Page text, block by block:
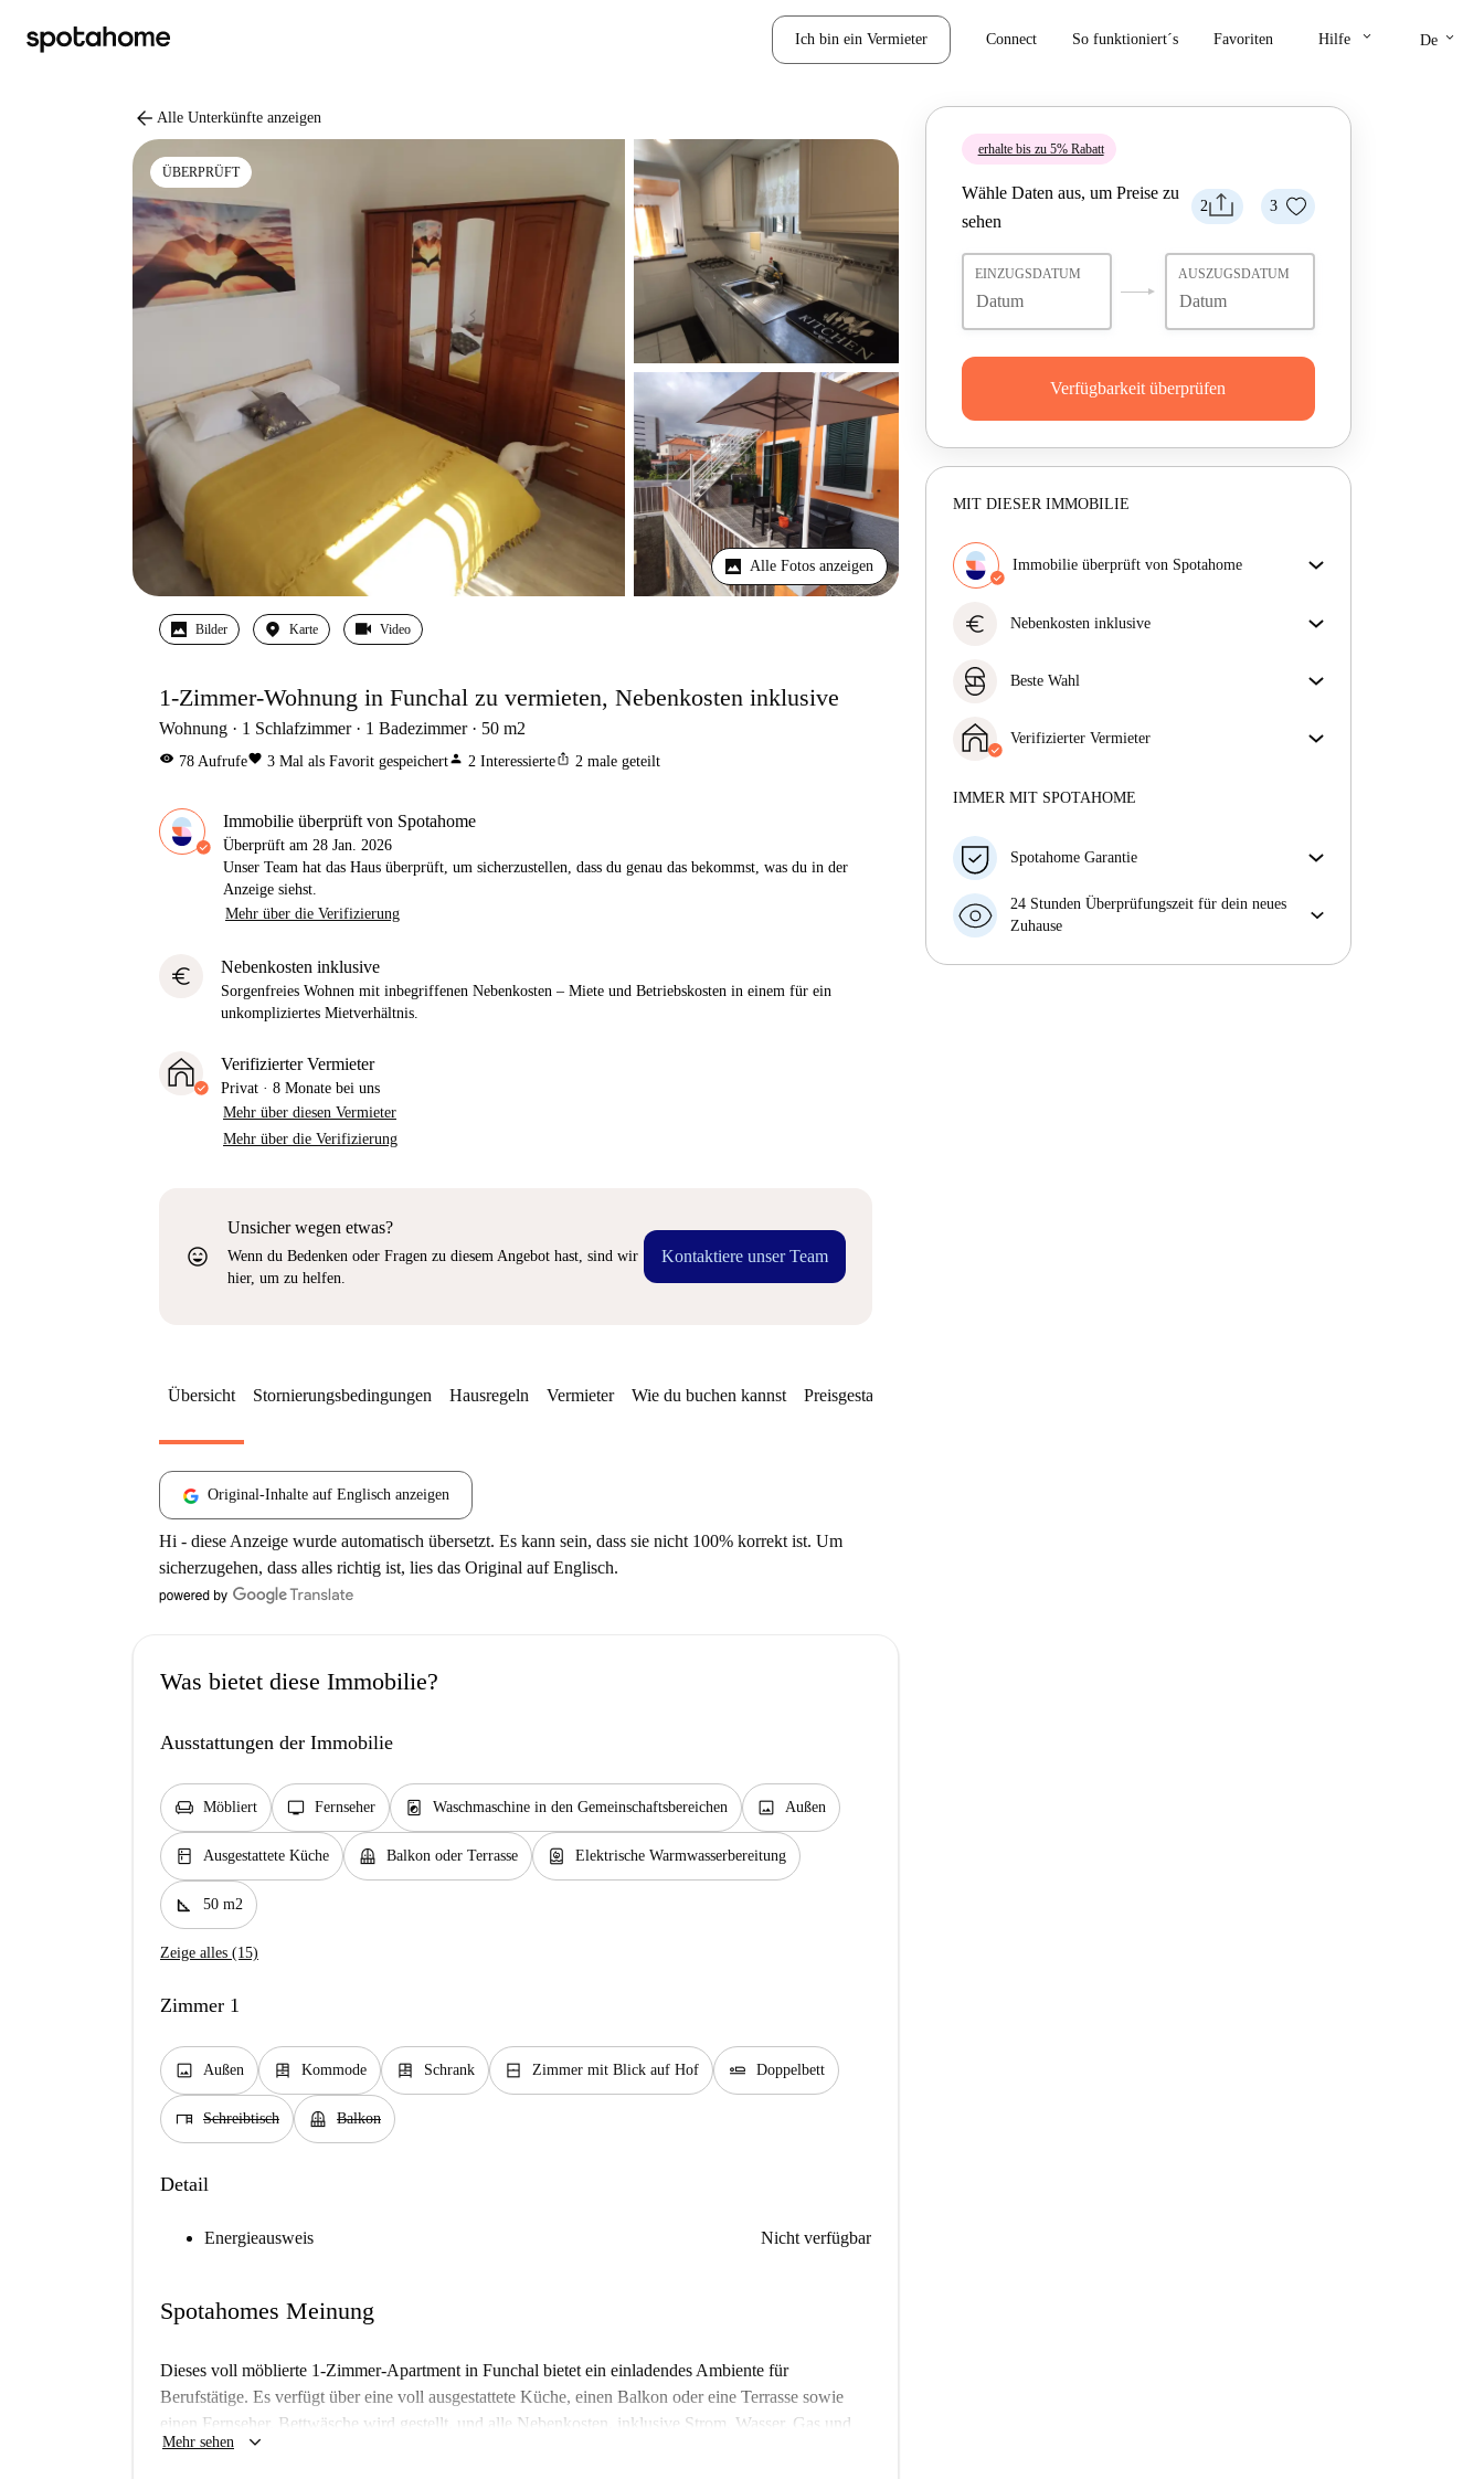
Ich bin ein Vermieter Connect So funktioniert´s Favoriten Hilfe keyboard_arrow_down De keyboard_arrow_down
arrow_back Alle Unterkünfte anzeigen
ÜBERPRÜFT
Alle Fotos anzeigen
Bilder Karte Video
1-Zimmer-Wohnung in Funchal zu vermieten, Nebenkosten inklusive
Wohnung 1 Schlafzimmer 1 Badezimmer 50 m2
visibility 78 Aufrufefavorite 3 Mal als Favorit gespeichertperson 2 Interessierteios_share 2 male geteilt
Immobilie überprüft von Spotahome
Überprüft am 28 Jan. 2026
Unser Team hat das Haus überprüft, um sicherzustellen, dass du genau das bekommst, was du in der
Anzeige siehst.
Mehr über die Verifizierung
euro Nebenkosten inklusive
Sorgenfreies Wohnen mit inbegriffenen Nebenkosten – Miete und Betriebskosten in einem für ein
unkompliziertes Mietverhältnis.
Verifizierter Vermieter
Privat · 8 Monate bei uns
Mehr über diesen Vermieter
Mehr über die Verifizierung
sentiment_very_satisfied
Unsicher wegen etwas?
Wenn du Bedenken oder Fragen zu diesem Angebot hast, sind wir
hier, um zu helfen.
Kontaktiere unser Team
erhalte bis zu 5% Rabatt
2 3
Wähle Daten aus, um Preise zu
sehen
EINZUGSDATUM AUSZUGSDATUM
Verfügbarkeit überprüfen
MIT DIESER IMMOBILIE
Immobilie überprüft von Spotahome
sicherzustellen, dass du genau das bekommst, was du
Mehr über die Verifizierung
euro Nebenkosten inklusive
– Miete und Betriebskosten in einem für ein
Beste Wahl
Preisen, Verfügbarkeit und erstklassiger Qualität.
Verifizierter Vermieter
Mehr über diesen Vermieter
IMMER MIT SPOTAHOME
Spotahome Garantie
Falls der Vermieter deine Buchung kurzfristig
storniert, werden wir dir entweder A) ein Hotel
finden oder B) den gezahlten Betrag vollständig
24 Stunden Überprüfungszeit für dein neues
Zuhause
Übersicht Stornierungsbedingungen Hausregeln Vermieter Wie du buchen kannst Preisgestaltung
Original-Inhalte auf Englisch anzeigen
Hi - diese Anzeige wurde automatisch übersetzt. Es kann sein, dass sie nicht 100% korrekt ist. Um
sicherzugehen, dass alles richtig ist, lies das Original auf Englisch.
Was bietet diese Immobilie?
Ausstattungen der Immobilie
chair Möbliert tv Fernseher local_laundry_service Waschmaschine in den Gemeinschaftsbereichen image Außen
kitchen Ausgestattete Küche balcony Balkon oder Terrasse water_heater Elektrische Warmwasserbereitung
square_foot 50 m2
Zeige alles (15)
Zimmer 1
image Außen dresser Kommode dresser Schrank window_closed Zimmer mit Blick auf Hof airline_seat_flat Doppelbett
desk Schreibtisch balcony Balkon
Detail
Energieausweis Nicht verfügbar
Spotahomes Meinung
Dieses voll möblierte 1-Zimmer-Apartment in Funchal bietet ein einladendes Ambiente für
Berufstätige. Es verfügt über eine voll ausgestattete Küche, einen Balkon oder eine Terrasse sowie
einen Fernseher. Bettwäsche wird gestellt, und alle Nebenkosten, inklusive Strom, Wasser, Gas und
WLAN, sind in der Miete enthalten. Das Angebot wurde von Spotahome persönlich geprüft.
Mehr sehen keyboard_arrow_down